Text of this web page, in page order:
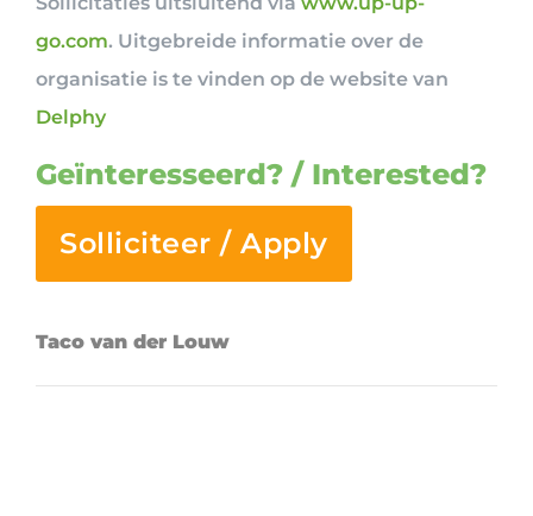
go.com. Uitgebreide informatie over de
organisatie is te vinden op de website van
Delphy
Geïnteresseerd? / Interested?
Solliciteer / Apply
Taco van der Louw